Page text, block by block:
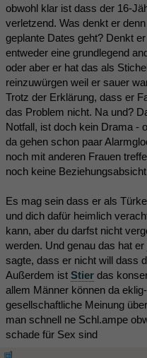
obwohl klar ist dass der 16-
verletzend. Was denkt er
geplante Dates geht? Denkt
entweder eine grundlegend
oder aber er hat das als
reinzuwürgen weil er sauer
Trotz der Erklärung, dass er
das Problem nicht. Na und?
Notfall, ist doch kein Drama -
da gehen schon paar
noch mit anderen Frauen
noch keine
Es mag sein dass er als
und dich dafür heimlich
kann, aber du darfst nicht
werden. Und genau das hat
sagte, dass er nicht will dass
Außerdem ist Stier das
allem Männer können da
gesellschaftliche Meinung
man schnell ne Schl.ampe
schade für Sex sind